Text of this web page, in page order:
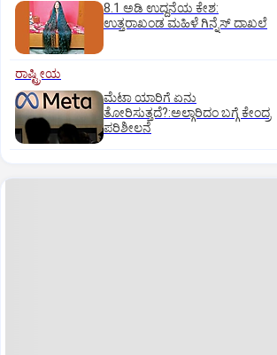
8.1 ಅಡಿ ಉದ್ದನೆಯ ಕೇಶ:
ಉತ್ತರಾಖಂಡ ಮಹಿಳೆ ಗಿನ್ನೆಸ್‌ ದಾಖಲೆ
ರಾಷ್ಟ್ರೀಯ
ಮೆಟಾ ಯಾರಿಗೆ ಏನು
ತೋರಿಸುತ್ತದೆ?:ಅಲ್ಗಾರಿದಂ ಬಗ್ಗೆ ಕೇಂದ್ರ
ಪರಿಶೀಲನೆ